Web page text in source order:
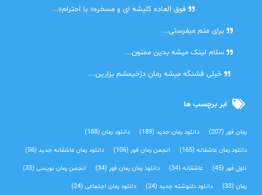
فوق العاده کلیشه ای و مسخره« با احترام»...
برای منم میفرستی...
سلام لینک میشه بدین ممنون...
خیلی قشنگه میشه رمان دژخیمشم بزارین...
ابر برچسب ها
رمان فور(207) دانلود رمان جدید(189) دانلود رمان(188)
دانلود رمان عاشقانه(165) انجمن رمان فور(106) دانلود رمان عاشقانه جدید(56)
ناول فور(45) عاشقانه(34) دانلود رمان رمان فور(34) انجمن رمان نویسی(33)
رمان(33) دانلود دلنوشته جدید(24) دانلود رمان اجتماعی‌(24)